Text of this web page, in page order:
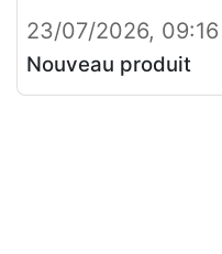
23/07/2026, 09:16
Nouveau produit